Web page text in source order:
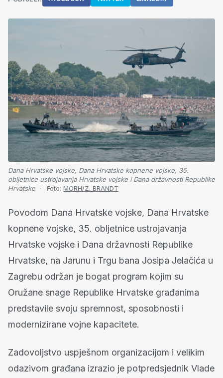
Dana Hrvatske vojske, Dana Hrvatske kopnene vojske, 35.
obljetnice ustrojavanja Hrvatske vojske i Dana državnosti Republike
Hrvatske
Foto: MORH/Z. BRANDT
Povodom Dana Hrvatske vojske, Dana Hrvatske
kopnene vojske, 35. obljetnice ustrojavanja
Hrvatske vojske i Dana državnosti Republike
Hrvatske, na Jarunu i Trgu bana Josipa Jelačića u
Zagrebu održan je bogat program kojim su
Oružane snage Republike Hrvatske građanima
predstavile svoju spremnost, sposobnosti i
modernizirane vojne kapacitete.
Zadovoljstvo uspješnom organizacijom i velikim
odazivom građana izrazio je potpredsjednik Vlade